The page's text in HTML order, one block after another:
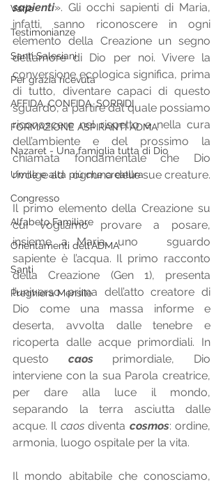
Varie
Testimonianze
Santi Salesiani
Per grazia ricevuta
AFFIDA, CONFIDA, SORRIDI
FORMAZIONE ASPIRANTI ADMA
Nazaret - Una famiglia tutta di Dio
Umile e alta più che creatura
Congresso
Alfabeto Familiare
Orientamenti dell'ADMA
Santi
Preghiera Mensile
sapienti». Gli occhi sapienti di Maria,
infatti, sanno riconoscere in ogni
elemento della Creazione un segno
dell’amore di Dio per noi. Vivere la
conversione ecologica significa, prima
di tutto, diventare capaci di questo
sguardo, a partire dal quale possiamo
riconoscere nel rispetto e nella cura
dell’ambiente e del prossimo la
chiamata fondamentale che Dio
Il primo elemento della Creazione su
cui vogliamo provare a posare,
insieme a Maria, uno   sguardo
sapiente è l’acqua. Il primo racconto
della Creazione (Gen 1), presenta
l’universo prima dell’atto creatore di
Dio come una massa informe e
deserta, avvolta dalle tenebre e
ricoperta dalle acque primordiali. In
questo caos primordiale, Dio
interviene con la sua Parola creatrice,
per dare alla luce il mondo,
separando la terra asciutta dalle
acque. Il caos diventa cosmos: ordine,
armonia, luogo ospitale per la vita.
Il mondo abitabile che conosciamo,